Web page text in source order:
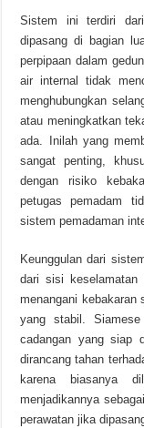
Sistem ini terdiri
dipasang di bagian
perpipaan dalam
air internal tidak
menghubungkan
atau meningkatkan
ada. Inilah yang
sangat penting,
dengan risiko
petugas pemadam
sistem pemadaman
Keunggulan dari
dari sisi keselamatan
menangani kebakaran
yang stabil.
cadangan yang siap
dirancang tahan
karena biasanya
menjadikannya
perawatan jika